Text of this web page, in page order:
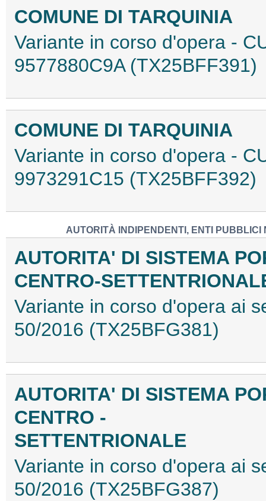
COMUNE DI TARQUINIA
Variante in corso d'opera -
9577880C9A (TX25BFF391)
COMUNE DI TARQUINIA
Variante in corso d'opera -
9973291C15 (TX25BFF392)
AUTORITÀ INDIPENDENTI, ENTI
AUTORITA' DI SISTEMA
CENTRO-
Variante in corso d'opera ai
50/2016 (TX25BFG381)
AUTORITA' DI SISTEMA
CENTRO -
SETTENTRIONALE
Variante in corso d'opera ai
50/2016 (TX25BFG387)